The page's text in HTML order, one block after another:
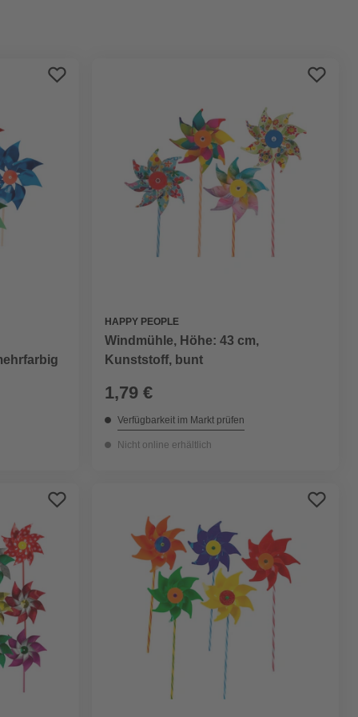
HAPPY PEOPLE
Windmühle, Höhe: 43 cm,
Kunststoff, bunt
1,79 €
Verfügbarkeit im Markt prüfen
Nicht online erhältlich